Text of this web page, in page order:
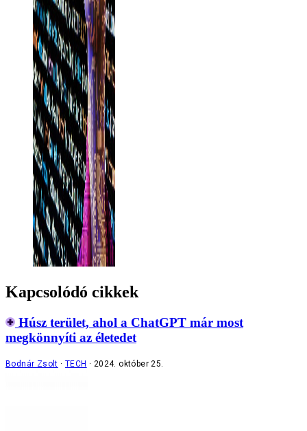
Kapcsolódó cikkek
Húsz terület, ahol a ChatGPT már most
megkönnyíti az életedet
Bodnár Zsolt TECH 2024. október 25.